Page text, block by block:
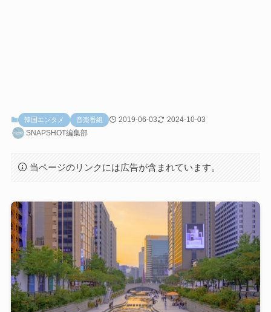
韓国エンタメ 音楽番組 2019-06-03
2024-10-03
SNAPSHOT編集部
当ページのリンクには広告が含まれています。